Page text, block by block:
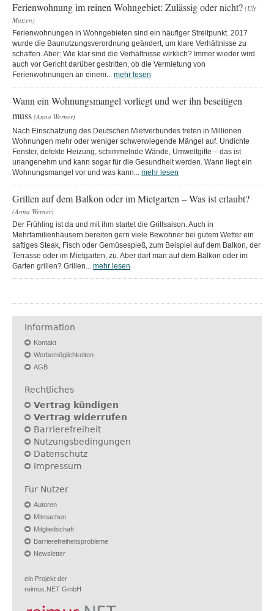
Ferienwohnung im reinen Wohngebiet: Zulässig oder nicht? (Ulf
Matzen)
Ferienwohnungen in Wohngebieten sind ein häufiger Streitpunkt. 2017
wurde die Baunutzungsverordnung geändert, um klare Verhältnisse zu
schaffen. Aber: Wie klar sind die Verhältnisse wirklich? Immer wieder wird
auch vor Gericht darüber gestritten, ob die Vermietung von
Ferienwohnungen an einem... mehr lesen
Wann ein Wohnungsmangel vorliegt und wer ihn beseitigen
muss (Anna Werner)
Nach Einschätzung des Deutschen Mietverbundes treten in Millionen
Wohnungen mehr oder weniger schwerwiegende Mängel auf. Undichte
Fenster, defekte Heizung, schimmelnde Wände, Umweltgifte – das ist
unangenehm und kann sogar für die Gesundheit werden. Wann liegt ein
Wohnungsmangel vor und was kann... mehr lesen
Grillen auf dem Balkon oder im Mietgarten – Was ist erlaubt?
(Anna Werner)
Der Frühling ist da und mit ihm startet die Grillsaison. Auch in
Mehrfamilienhäusern bereiten gern viele Bewohner bei gutem Wetter ein
saftiges Steak, Fisch oder Gemüsespieß, zum Beispiel auf dem Balkon, der
Terrasse oder im Mietgarten, zu. Aber darf man auf dem Balkon oder im
Garten grillen? Grillen... mehr lesen
Information
Kontakt
Werbemöglichkeiten
AGB
Rechtliches
Vertrag kündigen
Vertrag widerrufen
Barrierefreiheit
Nutzungsbedingungen
Datenschutz
Impressum
Für Nutzer
Autoren
Mitmachen
Mitgliedschaft
Barrierefreiheitsprobleme
Newsletter
ein Projekt der
reimus.NET GmbH